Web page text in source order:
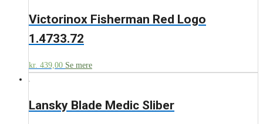
Victorinox Fisherman Red Logo
1.4733.72
kr. 439,00 Se mere
Lansky Blade Medic Sliber